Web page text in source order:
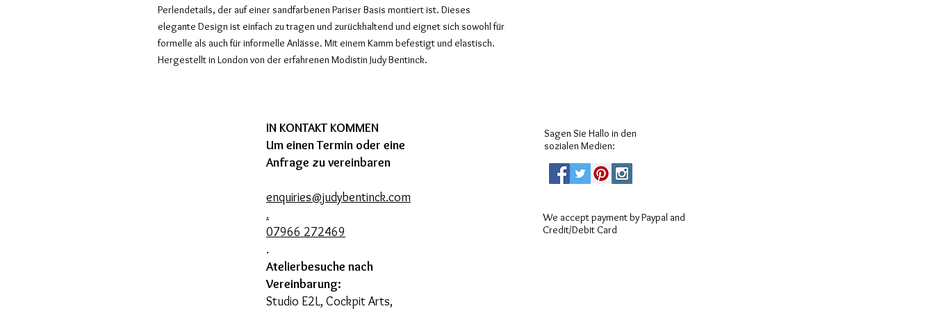
Perlendetails, der auf einer sandfarbenen Pariser Basis montiert ist. Dieses
elegante Design ist einfach zu tragen und zurückhaltend und eignet sich sowohl für
formelle als auch für informelle Anlässe. Mit einem Kamm befestigt und elastisch.
Hergestellt in London von der erfahrenen Modistin Judy Bentinck.
IN KONTAKT KOMMEN
Um einen Termin oder eine
Anfrage zu vereinbaren
enquiries@judybentinck.com
.
07966 272469
.
Atelierbesuche nach
Vereinbarung:
Studio E2L, Cockpit Arts,
Sagen Sie Hallo in den
sozialen Medien:
We accept payment by Paypal and
Credit/Debit Card